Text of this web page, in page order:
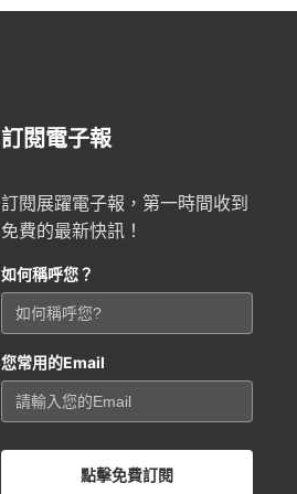
訂閱電子報
訂閱展躍電子報，第一時間收到
免費的最新快訊！
如何稱呼您？
您常用的Email
點擊免費訂閱